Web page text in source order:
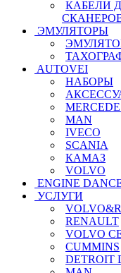
КАБЕЛИ
ЭМУЛЯТОРЫ
AUTOVEI
НАБОРЫ
MAN
IVECO
SCANIA
КАМАЗ
VOLVO
ENGINE
УСЛУГИ
RENAULT
VOLVO
CUMMINS
DETROIT